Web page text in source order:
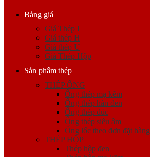
Bảng giá
Giá Thép I
Giá thép H
Giá thép U
Giá Thép Hộp
Sản phẩm thép
THÉP ỐNG
Ống thép mạ kẽm
Ống thép hàn đen
Ống thép đúc
Ống thép siêu âm
Ống lốc theo đơn đặt hàng
THÉP HỘP
Thép hộp đen